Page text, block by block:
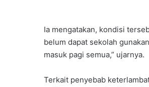
Ia mengatakan, kondisi
belum dapat sekolah
masuk pagi semua,” ujarnya.
Terkait penyebab